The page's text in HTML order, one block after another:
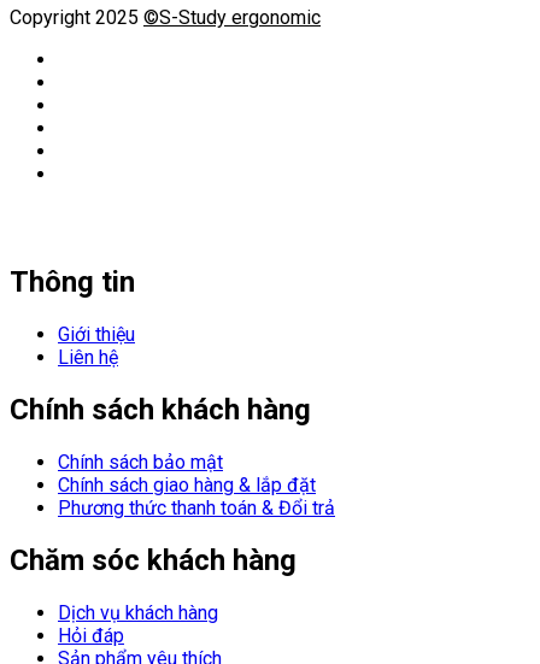
Copyright 2025 ©S-Study ergonomic
Thông tin
Giới thiệu
Liên hệ
Chính sách khách hàng
Chính sách bảo mật
Chính sách giao hàng & lắp đặt
Phương thức thanh toán & Đổi trả
Chăm sóc khách hàng
Dịch vụ khách hàng
Hỏi đáp
Sản phẩm yêu thích